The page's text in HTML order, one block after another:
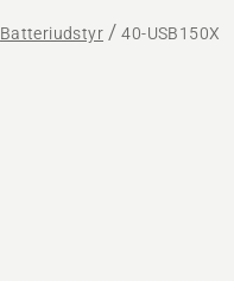
Batteriudstyr 40-USB150X